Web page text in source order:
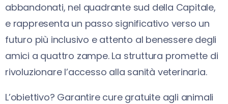
abbandonati, nel quadrante sud della Capitale,
e rappresenta un passo significativo verso un
futuro più inclusivo e attento al benessere degli
amici a quattro zampe. La struttura promette di
rivoluzionare l’accesso alla sanità veterinaria.
L’obiettivo? Garantire cure gratuite agli animali